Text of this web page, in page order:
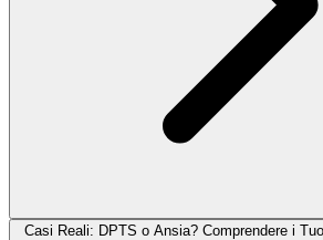
Casi Reali: DPTS o Ansia? Comprendere i